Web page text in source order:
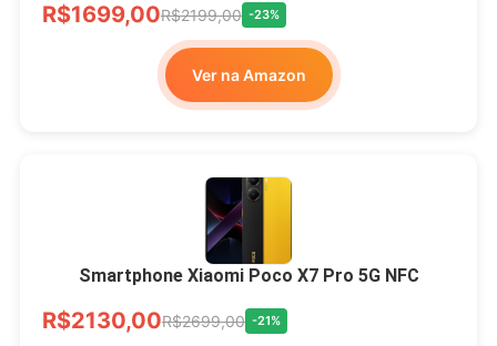
R$1699,00R$2199,00 -23%
Ver na Amazon
Smartphone Xiaomi Poco X7 Pro 5G NFC
R$2130,00R$2699,00 -21%